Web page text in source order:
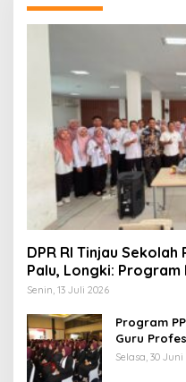
DPR RI Tinjau
Palu, Longki:
Anak Miskin
Senin, 13 Juli 2026
Program
Guru
Selasa, 30 Juni